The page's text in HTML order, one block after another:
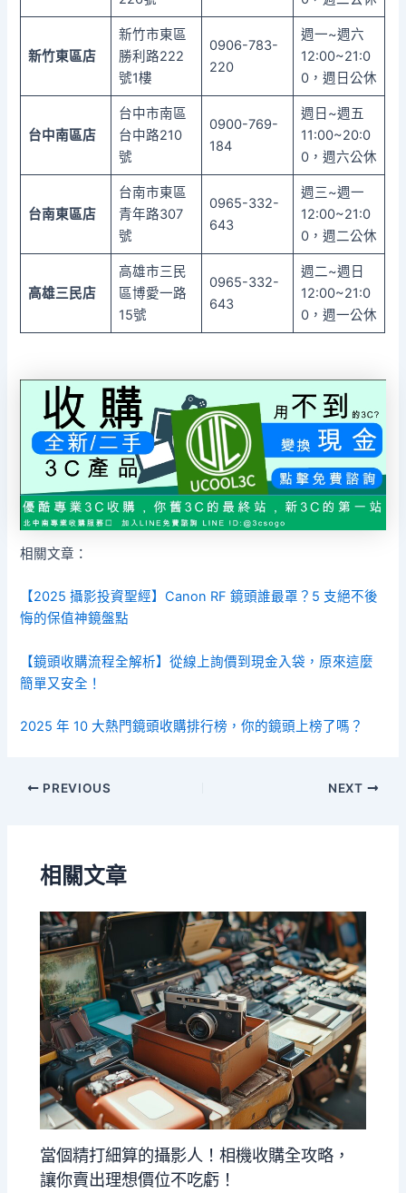
新竹東區店
新竹市東區
勝利路222
號1樓
0906-783-
220
週一~週六
12:00~21:0
0，週日公休
台中南區店
台中市南區
台中路210
號
0900-769-
184
週日~週五
11:00~20:0
0，週六公休
台南東區店
台南市東區
青年路307
號
0965-332-
643
週三~週一
12:00~21:0
0，週二公休
高雄三民店
高雄市三民
區博愛一路
15號
0965-332-
643
週二~週日
12:00~21:0
0，週一公休
相關文章：
【2025 攝影投資聖經】Canon RF 鏡頭誰最罩？5 支絕不後
悔的保值神鏡盤點
【鏡頭收購流程全解析】從線上詢價到現金入袋，原來這麼
簡單又安全！
2025 年 10 大熱門鏡頭收購排行榜，你的鏡頭上榜了嗎？
PREVIOUS NEXT
相關文章
當個精打細算的攝影人！相機收購全攻略，
讓你賣出理想價位不吃虧！